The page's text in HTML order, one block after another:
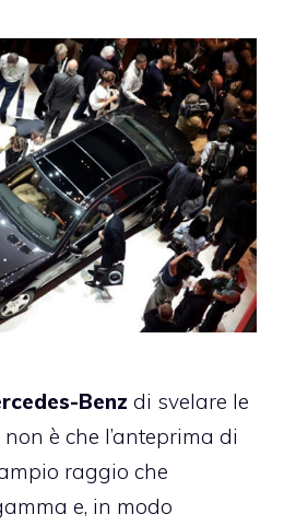
Benz di svelare le
è che l’anteprima di
raggio che
e, in modo